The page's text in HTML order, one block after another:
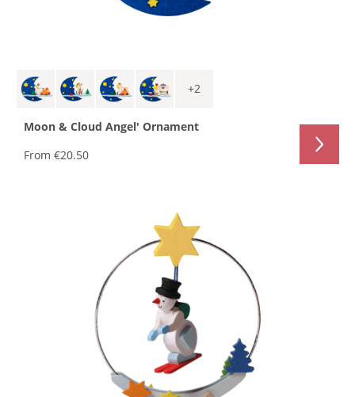
+2
Moon & Cloud Angel' Ornament
From €20.50